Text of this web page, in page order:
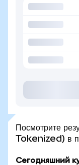
Посмотрите
Tokenized) в
Сегодняшний